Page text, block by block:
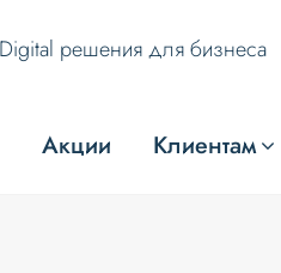
решения для бизнеса
Акции Клиентам